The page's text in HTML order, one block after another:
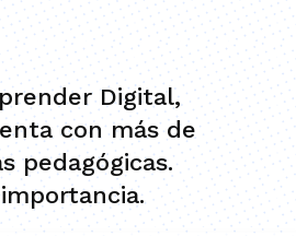
Digital,
con más de
pedagógicas.